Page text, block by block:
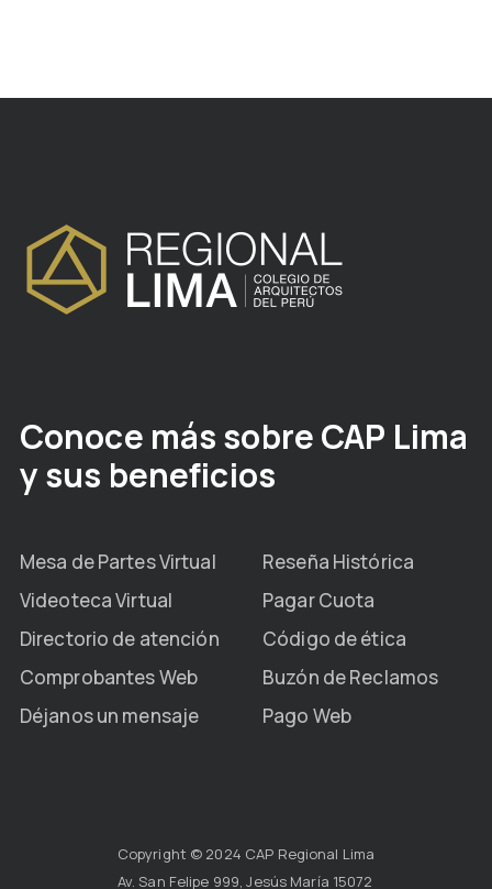
Conoce más sobre CAP Lima
y sus beneficios
Mesa de Partes Virtual
Reseña Histórica
Videoteca Virtual
Pagar Cuota
Directorio de atención
Código de ética
Comprobantes Web
Buzón de Reclamos
Déjanos un mensaje
Pago Web
Copyright © 2024 CAP Regional Lima
Av. San Felipe 999, Jesús María 15072